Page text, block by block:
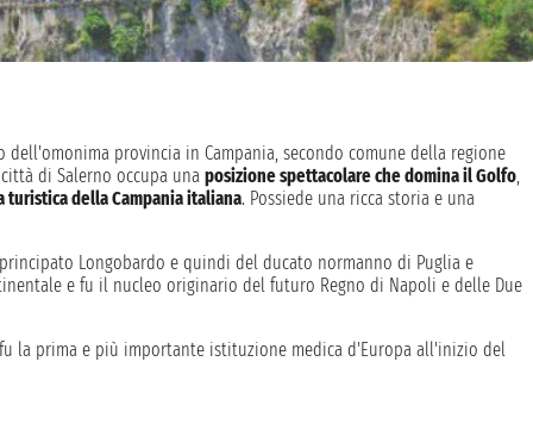
provincia in Campania, secondo comune della regione
di Salerno occupa una posizione spettacolare che domina il Golfo,
turistica della Campania italiana. Possiede una ricca storia e una
Longobardo e quindi del ducato normanno di Puglia e
e fu il nucleo originario del futuro Regno di Napoli e delle Due
la prima e più importante istituzione medica d'Europa all'inizio del